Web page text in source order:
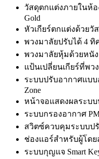
วัสดุตกแต่งภายในห้อ
Gold
หัวเกียร์ตกแต่งด้วยวั
พวงมาลัยปรับได้ 4 ทิ
พวงมาลัยหุ้มด้วยหนัง
แป้นเปลี่ยนเกียร์ที่พว
ระบบปรับอากาศแบ
Zone
หน้าจอแสดงผลระบ
ระบบกรองอากาศ
สวิตซ์ควบคุมระบบป
ช่องแอร์สำหรับผู้โด
ระบบกุญแจ Smart